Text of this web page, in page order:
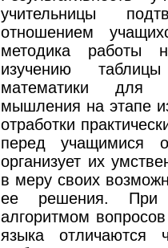
учительницы
отношением
методика работы
изучению
математики для
мышления на этапе
отработки
перед учащимися
организует их
в меру своих
ее решения. При
алгоритмом
языка отличаются